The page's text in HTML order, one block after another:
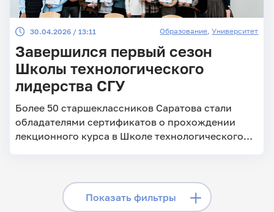
30.04.2026 / 13:11 Образование,Университет
Завершился первый сезон
Школы технологического
лидерства СГУ
Более 50 старшеклассников Саратова стали
обладателями сертификатов о прохождении
лекционного курса в Школе технологического
Показать фильтры
Скрыть фильтры